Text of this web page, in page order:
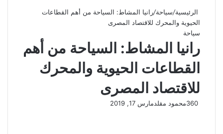
الرئيسية/سياحة/رانيا المشاط: السياحة من أهم القطاعات
الحيوية والمحرك للاقتصاد المصرى
سياحة
رانيا المشاط: السياحة من أهم
القطاعات الحيوية والمحرك
للاقتصاد المصرى
محمود مقلدمارس 17, 2019